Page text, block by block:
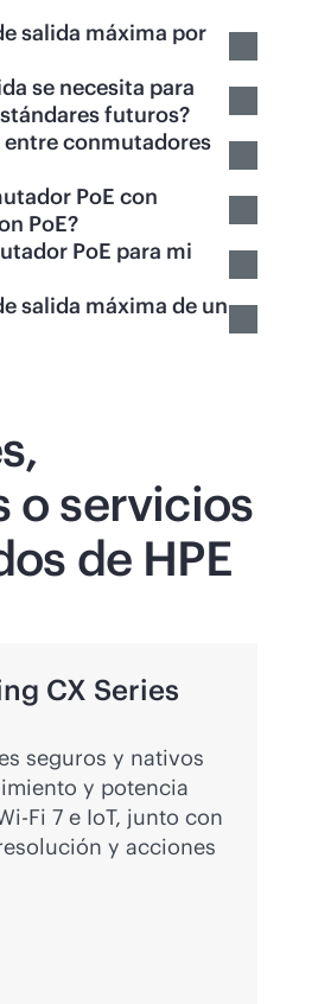
salida máxima por
se necesita para
futuros?
entre conmutadores
PoE con
PoE?
PoE para mi
salida máxima de un
o servicios
de HPE
CX Series
seguros y nativos
y potencia
Fi 7 e IoT, junto con
y acciones